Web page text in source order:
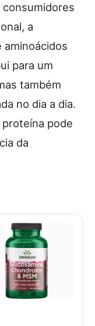
consumidores
a
aminoácidos
para um
também
no dia a dia.
pode
da